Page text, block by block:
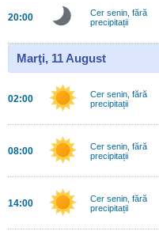
20:00
Cer senin, fără
precipitații
Marţi, 11 August
02:00
Cer senin, fără
precipitații
08:00
Cer senin, fără
precipitații
14:00
Cer senin, fără
precipitații